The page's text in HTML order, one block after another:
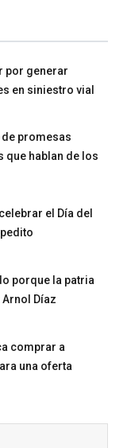
por generar
en siniestro vial
de promesas
que hablan de los
el Día del
porque la patria
Díaz
comprar a
una oferta